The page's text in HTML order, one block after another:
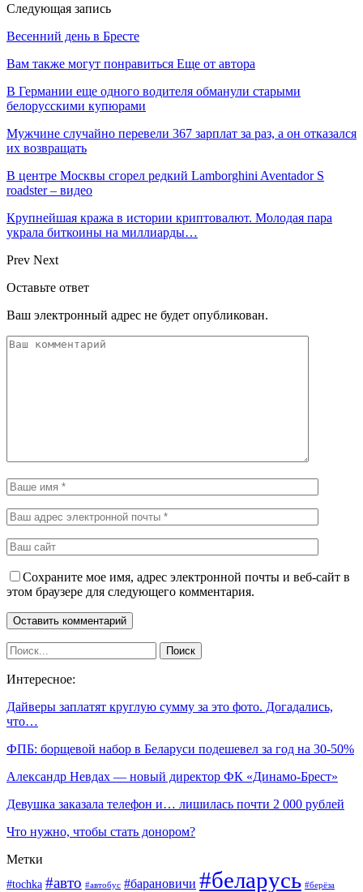
Следующая запись
Весенний день в Бресте
Вам также могут понравиться Еще от автора
В Германии еще одного водителя обманули старыми
белорусскими купюрами
Мужчине случайно перевели 367 зарплат за раз, а он отказался
их возвращать
В центре Москвы сгорел редкий Lamborghini Aventador S
roadster – видео
Крупнейшая кража в истории криптовалют. Молодая пара
украла биткоины на миллиарды…
Prev Next
Оставьте ответ
Ваш электронный адрес не будет опубликован.
Сохраните мое имя, адрес электронной почты и веб-сайт в
этом браузере для следующего комментария.
Интересное:
Дайверы заплатят круглую сумму за это фото. Догадались,
что…
ФПБ: борщевой набор в Беларуси подешевел за год на 30-50%
Александр Невдах — новый директор ФК «Динамо-Брест»
Девушка заказала телефон и… лишилась почти 2 000 рублей
Что нужно, чтобы стать донором?
Метки
#tochka #авто #автобус #барановичи #беларусь #берёза